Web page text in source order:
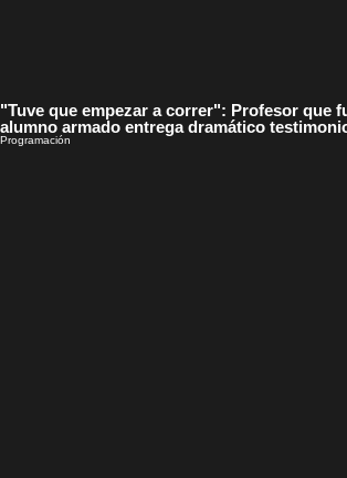
"Tuve que empezar a correr": Profesor que
alumno armado entrega dramático
Programación